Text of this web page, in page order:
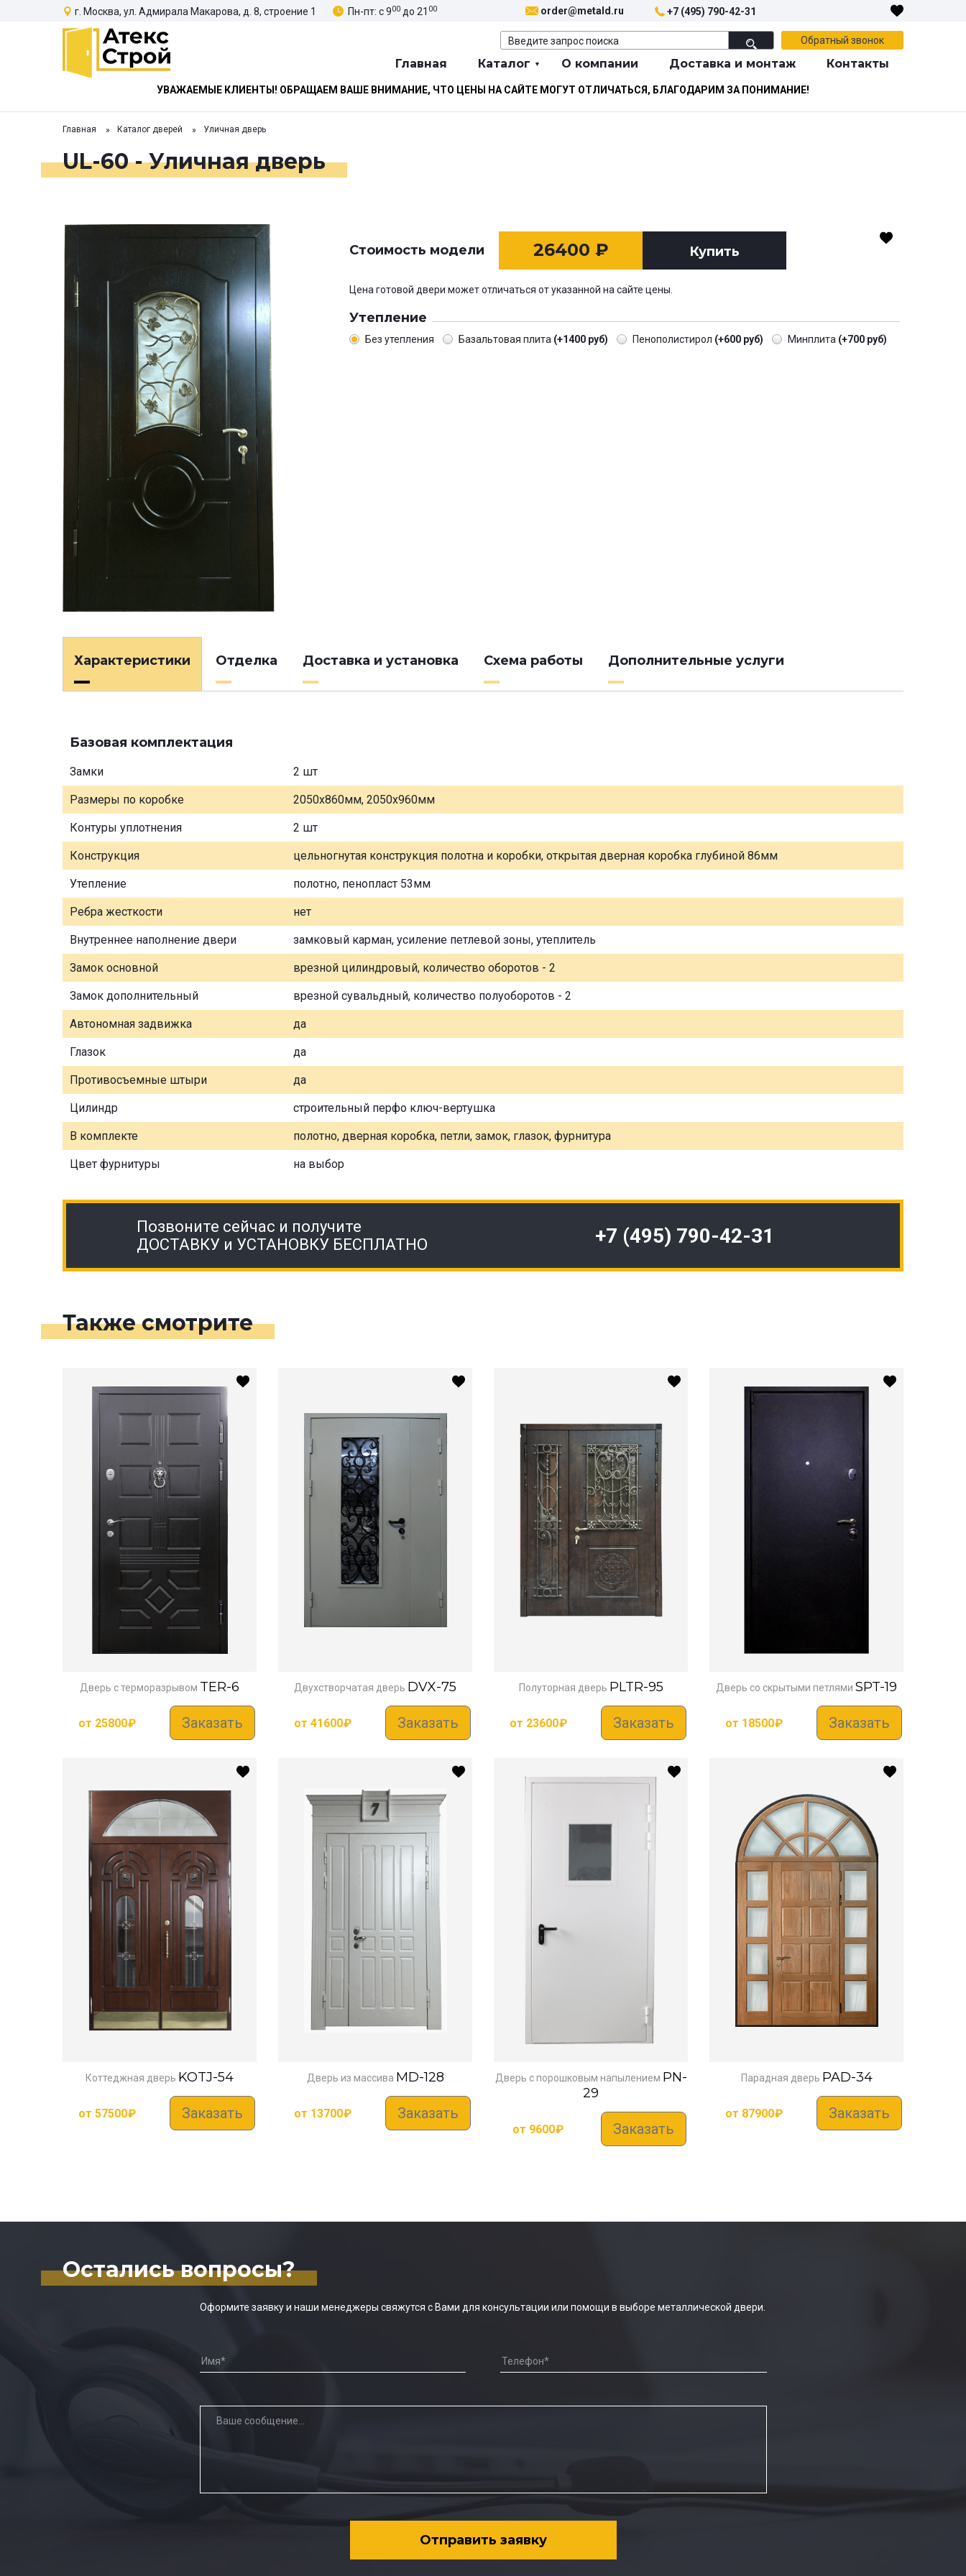
г. Москва, ул. Адмирала Макарова, д. 8, строение 1 Пн-пт: с 900 до 21 00 order@metald.ru +7 (495) 790-42-31
Обратный звонок
Главная Каталог О компании Доставка и монтаж Контакты
УВАЖАЕМЫЕ КЛИЕНТЫ! ОБРАЩАЕМ ВАШЕ ВНИМАНИЕ, ЧТО ЦЕНЫ НА САЙТЕ МОГУТ ОТЛИЧАТЬСЯ, БЛАГОДАРИМ ЗА ПОНИМАНИЕ!
Главная Каталог дверей Уличная дверь
UL-60 - Уличная дверь
Стоимость модели 26400 ₽ Купить
Цена готовой двери может отличаться от указанной на сайте цены.
Утепление
Без утепления Базальтовая плита (+1400 руб) Пенополистирол (+600 руб) Минплита (+700 руб)
Характеристики Отделка Доставка и установка Схема работы Дополнительные услуги
Базовая комплектация
Замки 2 шт
Размеры по коробке 2050х860мм, 2050х960мм
Контуры уплотнения 2 шт
Конструкция цельногнутая конструкция полотна и коробки, открытая дверная коробка глубиной 86мм
Утепление полотно, пенопласт 53мм
Ребра жесткости нет
Внутреннее наполнение двери замковый карман, усиление петлевой зоны, утеплитель
Замок основной врезной цилиндровый, количество оборотов - 2
Замок дополнительный врезной сувальдный, количество полуоборотов - 2
Автономная задвижка да
Глазок да
Противосъемные штыри да
Цилиндр строительный перфо ключ-вертушка
В комплекте полотно, дверная коробка, петли, замок, глазок, фурнитура
Цвет фурнитуры на выбор
Позвоните сейчас и получите
ДОСТАВКУ и УСТАНОВКУ БЕСПЛАТНО
+7 (495) 790-42-31
Также смотрите
Дверь с терморазрывом TER-6
от 25800₽ Заказать
Двухстворчатая дверь DVX-75
от 41600₽ Заказать
Полуторная дверь PLTR-95
от 23600₽ Заказать
Дверь со скрытыми петлями SPT-19
от 18500₽ Заказать
Коттеджная дверь KOTJ-54
от 57500₽ Заказать
Дверь из массива MD-128
от 13700₽ Заказать
Дверь с порошковым напылением PN-
29
от 9600₽ Заказать
Парадная дверь PAD-34
от 87900₽ Заказать
Остались вопросы?
Оформите заявку и наши менеджеры свяжутся с Вами для консультации или помощи в выборе металлической двери.
Отправить заявку